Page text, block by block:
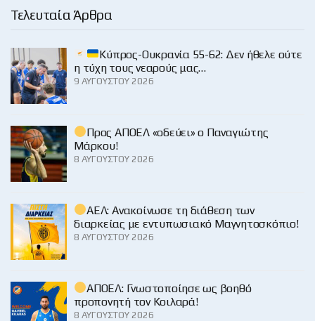
Τελευταία Άρθρα
Κύπρος-Ουκρανία 55-62: Δεν ήθελε ούτε
η τύχη τους νεαρούς μας…
9 ΑΥΓΟΎΣΤΟΥ 2026
Προς ΑΠΟΕΛ «οδεύει» ο Παναγιώτης
Μάρκου!
8 ΑΥΓΟΎΣΤΟΥ 2026
ΑΕΛ: Ανακοίνωσε τη διάθεση των
διαρκείας με εντυπωσιακό Μαγνητοσκόπιο!
8 ΑΥΓΟΎΣΤΟΥ 2026
ΑΠΟΕΛ: Γνωστοποίησε ως βοηθό
προπονητή τον Κοιλαρά!
8 ΑΥΓΟΎΣΤΟΥ 2026